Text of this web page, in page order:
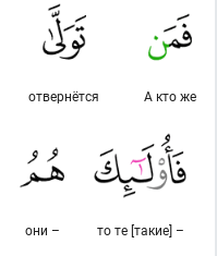
А кто же
отвернётся
то те [такие] –
они –